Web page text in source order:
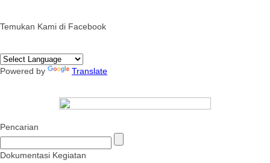
Temukan Kami di Facebook
Powered by Translate
Pencarian
Dokumentasi Kegiatan